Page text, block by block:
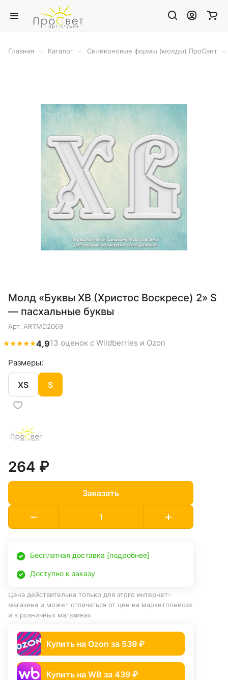
Главная Каталог Силиконовые формы (молды) ПроСвет
Молд «Буквы ХВ (Христос Воскресе) 2» S
— пасхальные буквы
Арт. ARTMD2069
★★★★★4,913 оценок с Wildberries и Ozon
Размеры:
XS S
264 ₽
Заказать
Бесплатная доставка [подробнее]
Доступно к заказу
Цена действительна только для этого интернет-
магазина и может отличаться от цен на маркетплейсах
и в розничных магазинах
Купить на Ozon за 539 ₽
Купить на WB за 439 ₽